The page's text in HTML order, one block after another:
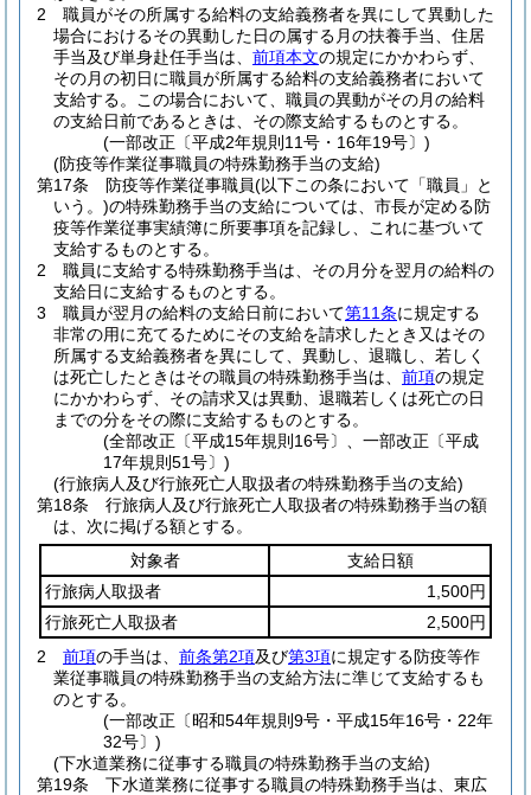
2
職員がその所属する給料の支給義務者を異にして異動した
場合におけるその異動した日の属する月の扶養手当、住居
手当及び単身赴任手当は、 前項本文の規定にかかわらず、
その月の初日に職員が所属する給料の支給義務者において
支給する。
この場合において、職員の異動がその月の給料
の支給日前であるときは、その際支給するものとする。
(一部改正〔平成2年規則11号・16年19号〕)
(防疫等作業従事職員の特殊勤務手当の支給)
第17条
防疫等作業従事職員(以下この条において「職員」と
いう。)の特殊勤務手当の支給については、市長が定める防
疫等作業従事実績簿に所要事項を記録し、これに基づいて
支給するものとする。
2
職員に支給する特殊勤務手当は、その月分を翌月の給料の
支給日に支給するものとする。
3
職員が翌月の給料の支給日前において第11条に規定する
非常の用に充てるためにその支給を請求したとき又はその
所属する支給義務者を異にして、異動し、退職し、若しく
は死亡したときはその職員の特殊勤務手当は、 前項の規定
にかかわらず、その請求又は異動、退職若しくは死亡の日
までの分をその際に支給するものとする。
(全部改正〔平成15年規則16号〕、一部改正〔平成
17年規則51号〕)
(行旅病人及び行旅死亡人取扱者の特殊勤務手当の支給)
第18条
行旅病人及び行旅死亡人取扱者の特殊勤務手当の額
は、次に掲げる額とする。
対象者
支給日額
行旅病人取扱者
1,500円
行旅死亡人取扱者
2,500円
2
前項の手当は、 前条第2項及び第3項に規定する防疫等作
業従事職員の特殊勤務手当の支給方法に準じて支給するも
のとする。
(一部改正〔昭和54年規則9号・平成15年16号・22年
32号〕)
(下水道業務に従事する職員の特殊勤務手当の支給)
第19条
下水道業務に従事する職員の特殊勤務手当は、東広